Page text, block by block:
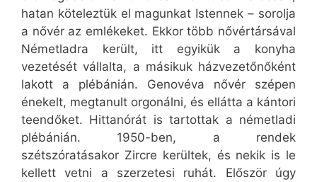
hatan köteleztük el magunkat Istennek – sorolja
a nővér az emlékeket. Ekkor több nővértársával
Németladra került, itt egyikük a konyha
vezetését vállalta, a másikuk házvezetőnőként
lakott a plébánián. Genovéva nővér szépen
énekelt, megtanult orgonálni, és ellátta a kántori
teendőket. Hittanórát is tartottak a németladi
plébánián. 1950-ben, a rendek
szétszóratásakor Zircre kerültek, és nekik is le
kellett vetni a szerzetesi ruhát. Először úgy